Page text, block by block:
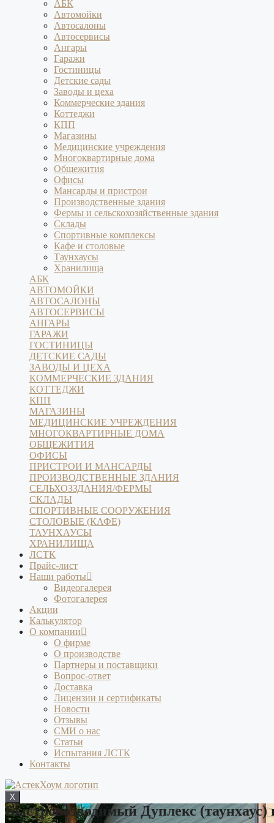
АБК
Автомойки
Автосалоны
Автосервисы
Ангары
Гаражи
Гостиницы
Детские сады
Заводы и цеха
Коммерческие здания
Коттеджи
КПП
Магазины
Медицинские учреждения
Многоквартирные дома
Общежития
Офисы
Мансарды и пристрои
Производственные здания
Фермы и сельскохозяйственные здания
Склады
Спортивные комплексы
Кафе и столовые
Таунхаусы
Хранилища
АБК
АВТОМОЙКИ
АВТОСАЛОНЫ
АВТОСЕРВИСЫ
АНГАРЫ
ГАРАЖИ
ГОСТИНИЦЫ
ДЕТСКИЕ САДЫ
ЗАВОДЫ И ЦЕХА
КОММЕРЧЕСКИЕ ЗДАНИЯ
КОТТЕДЖИ
КПП
МАГАЗИНЫ
МЕДИЦИНСКИЕ УЧРЕЖДЕНИЯ
МНОГОКВАРТИРНЫЕ ДОМА
ОБЩЕЖИТИЯ
ОФИСЫ
ПРИСТРОИ И МАНСАРДЫ
ПРОИЗВОДСТВЕННЫЕ ЗДАНИЯ
СЕЛЬХОЗЗДАНИЯ/ФЕРМЫ
СКЛАДЫ
СПОРТИВНЫЕ СООРУЖЕНИЯ
СТОЛОВЫЕ (КАФЕ)
ТАУНХАУСЫ
ХРАНИЛИЩА
ЛСТК
Прайс-лист
Наши работы
Видеогалерея
Фотогалерея
Акции
Калькулятор
О компании
О фирме
О производстве
Партнеры и поставщики
Вопрос-ответ
Доставка
Лицензии и сертификаты
Новости
Отзывы
СМИ о нас
Статьи
Испытания ЛСТК
Контакты
X
Быстровозводимый Дуплекс